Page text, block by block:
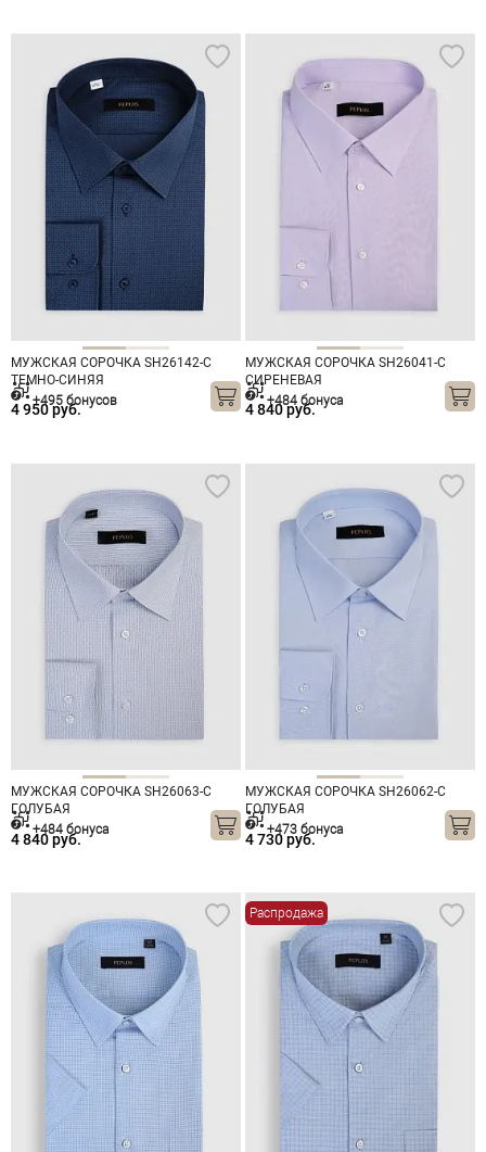
МУЖСКАЯ СОРОЧКА SH26142-C
ТЕМНО-СИНЯЯ
4 950 руб.
+495 бонусов
МУЖСКАЯ СОРОЧКА SH26041-C
СИРЕНЕВАЯ
4 840 руб.
+484 бонуса
МУЖСКАЯ СОРОЧКА SH26063-C
ГОЛУБАЯ
4 840 руб.
+484 бонуса
МУЖСКАЯ СОРОЧКА SH26062-C
ГОЛУБАЯ
4 730 руб.
+473 бонуса
Распродажа